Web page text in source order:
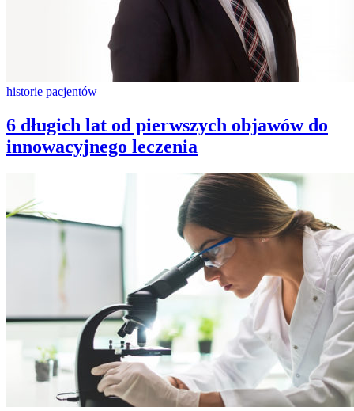
historie pacjentów
6 długich lat od pierwszych objawów do
innowacyjnego leczenia